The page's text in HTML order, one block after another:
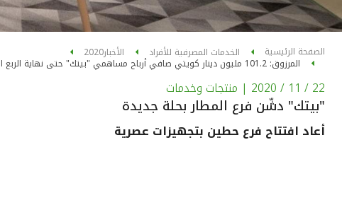
الصفحة الرئيسية الخدمات المصرفية للأفراد الأخبار2020
المرزوق: 101.2 مليون دينار كويتي صافي أرباح مساهمي "بيتك" حتى نهاية الربع الثالث من عام 2020
22 / 11 / 2020 | منتجات وخدمات
"بيتك" دشّن فرع المطار بحلة جديدة
أعاد افتتاح فرع حطين بتجهيزات عصرية